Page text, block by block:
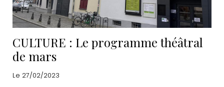
CULTURE : Le programme théâtral
de mars
Le 27/02/2023